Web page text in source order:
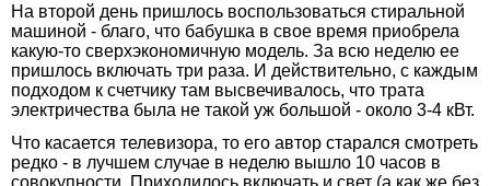
На второй день пришлось воспользоваться стиральной
машиной - благо, что бабушка в свое время приобрела
какую-то сверхэкономичную модель. За всю неделю ее
пришлось включать три раза. И действительно, с каждым
подходом к счетчику там высвечивалось, что трата
электричества была не такой уж большой - около 3-4 кВт.
Что касается телевизора, то его автор старался смотреть
редко - в лучшем случае в неделю вышло 10 часов в
совокупности. Приходилось включать и свет (а как же без